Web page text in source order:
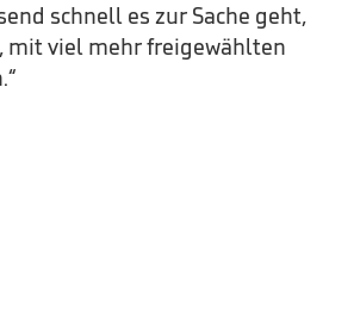
schnell es zur Sache geht,
mit viel mehr freigewählten